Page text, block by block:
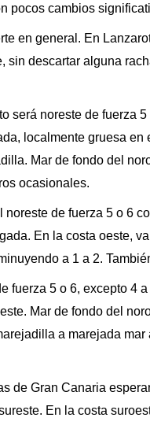
pocos cambios
en general. En
descartar alguna
será noreste de fuerza
localmente gruesa
Mar de fondo del
ocasionales.
de fuerza 5 o 6
En la costa oeste,
a 1 a 2.
fuerza 5 o 6, excepto 4
Mar de fondo del
a marejada
de Gran Canaria
En la costa